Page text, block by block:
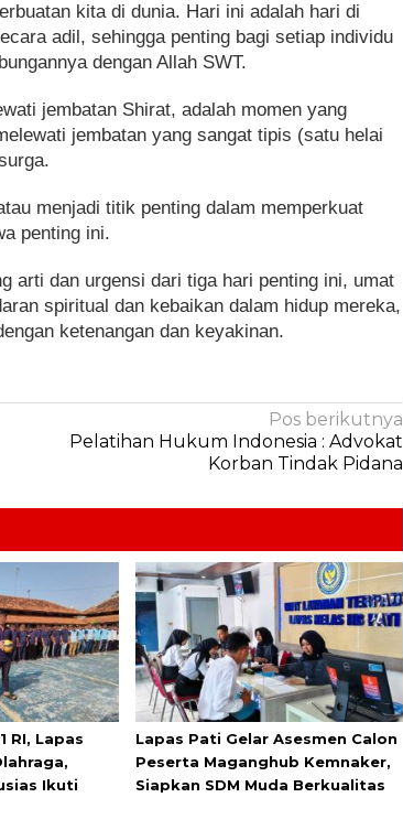
kita di dunia. Hari ini adalah hari di
adil, sehingga penting bagi setiap individu
dengan Allah SWT.
jembatan Shirat, adalah momen yang
jembatan yang sangat tipis (satu helai
menjadi titik penting dalam memperkuat
penting ini.
arti dan urgensi dari tiga hari penting ini, umat
spiritual dan kebaikan dalam hidup mereka,
ketenangan dan keyakinan.
Pos berikutnya
Pelatihan Hukum Indonesia : Advokat
Korban Tindak Pidana
RI, Lapas
Ikuti
Lapas Pati Gelar Asesmen Calon
Peserta Maganghub Kemnaker,
Siapkan SDM Muda Berkualitas